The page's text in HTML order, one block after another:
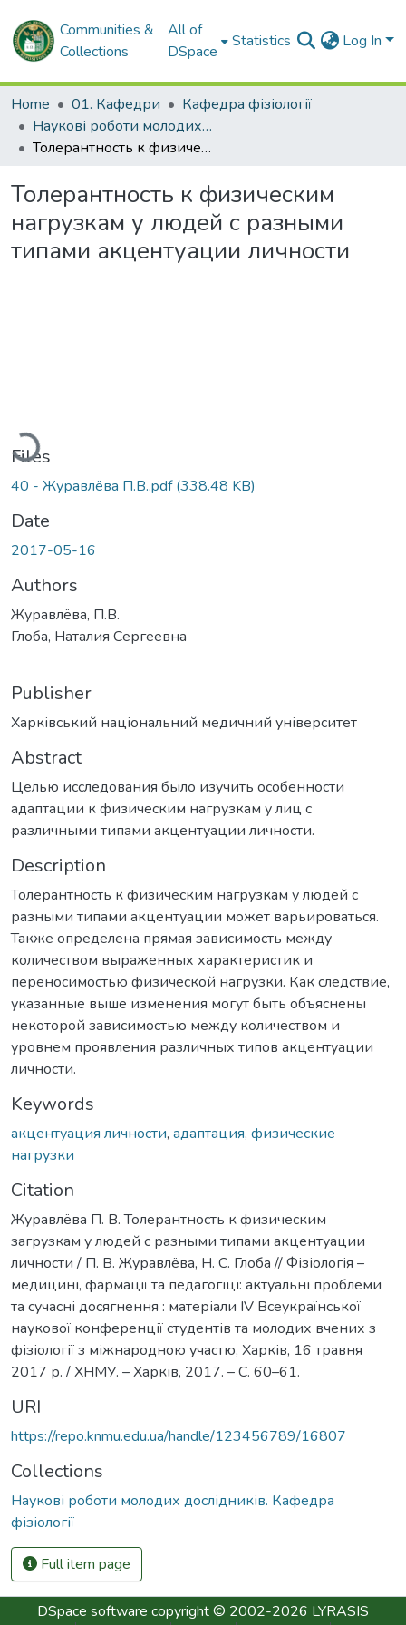
Communities &
Collections
All of
DSpace
Statistics Log In
Home 01. Кафедри
Кафедра фізіології
Наукові роботи молодих дослідників. Кафедра фізіології
Толерантность к физическим нагрузкам у людей с разными типами акцентуации личности
Толерантность к физическим
нагрузкам у людей с разными
типами акцентуации личности
Loading...
Files
40 - Журавлёва П.В..pdf(338.48 KB)
Date
2017-05-16
Authors
Журавлёва, П.В.
Глоба, Наталия Сергеевна
Publisher
Харківський національний медичний університет
Abstract
Целью исследования было изучить особенности
адаптации к физическим нагрузкам у лиц с
различными типами акцентуации личности.
Description
Толерантность к физическим нагрузкам у людей с
разными типами акцентуации может варьироваться.
Также определена прямая зависимость между
количеством выраженных характеристик и
переносимостью физической нагрузки. Как следствие,
указанные выше изменения могут быть объяснены
некоторой зависимостью между количеством и
уровнем проявления различных типов акцентуации
личности.
Keywords
акцентуация личности, адаптация, физические
нагрузки
Citation
Журавлёва П. В. Толерантность к физическим
загрузкам у людей с разными типами акцентуации
личности / П. В. Журавлёва, Н. С. Глоба // Фізіологія –
медицині, фармації та педагогіці: актуальні проблеми
та сучасні досягнення : матеріали IV Всеукраїнської
наукової конференції студентів та молодих вчених з
фізіології з міжнародною участю, Харків, 16 травня
2017 р. / ХНМУ. – Харків, 2017. – С. 60–61.
URI
https://repo.knmu.edu.ua/handle/123456789/16807
Collections
Наукові роботи молодих дослідників. Кафедра
фізіології
Full item page
DSpace software copyright © 2002-2026 LYRASIS